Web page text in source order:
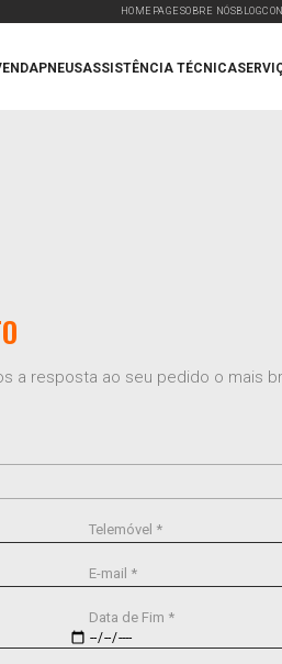
HOMEPAGE SOBRE NÓSBLOG
PNEUSASSISTÊNCIA TÉCNICA
a resposta ao seu pedido o mais
Telemóvel *
E-mail *
Data de Fim *